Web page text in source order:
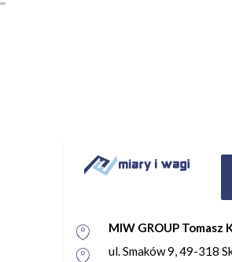
MIW GROUP Tomasz
ul. Smaków 9, 49-318